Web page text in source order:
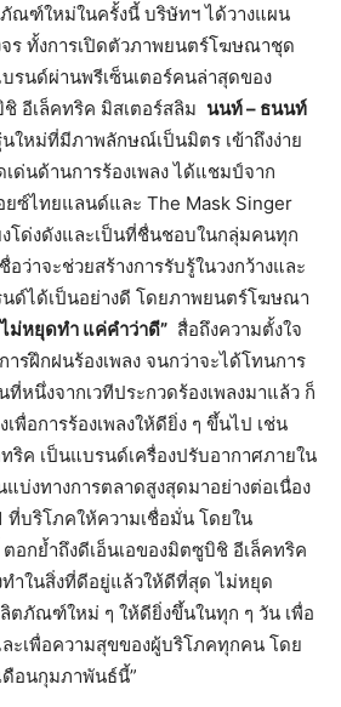
ณฑ์ใหม่ในครั้งนี้ บริษัทฯ ได้วางแผน
ร ทั้งการเปิดตัวภาพยนตร์โฆษณาชุด
รนด์ผ่านพรีเซ็นเตอร์คนล่าสุดของ
อีเล็คทริค มิสเตอร์สลิม นนท์ – ธนนท์
ใหม่ที่มีภาพลักษณ์เป็นมิตร เข้าถึงง่าย
ด่นด้านการร้องเพลง ได้แชมป์จาก
ยซ์ไทยแลนด์และ The Mask Singer
โด่งดังและเป็นที่ชื่นชอบในกลุ่มคนทุก
อว่าจะช่วยสร้างการรับรู้ในวงกว้างและ
นด์ได้เป็นอย่างดี โดยภาพยนตร์โฆษณา
ม่หยุดทำ แค่คำว่าดี” สื่อถึงความตั้งใจ
รฝึกฝนร้องเพลง จนกว่าจะได้โทนการ
หนึ่งจากเวทีประกวดร้องเพลงมาแล้ว ก็
พื่อการร้องเพลงให้ดียิ่ง ๆ ขึ้นไป เช่น
ริค เป็นแบรนด์เครื่องปรับอากาศภายใน
บ่งทางการตลาดสูงสุดมาอย่างต่อเนื่อง
บริโภคให้ความเชื่อมั่น โดยใน
กย้ำถึงดีเอ็นเอของมิตซูบิชิ อีเล็คทริค
ำในสิ่งที่ดีอยู่แล้วให้ดีที่สุด ไม่หยุด
ตภัณฑ์ใหม่ ๆ ให้ดียิ่งขึ้นในทุก ๆ วัน เพื่อ
ะเพื่อความสุขของผู้บริโภคทุกคน โดย
ดือนกุมภาพันธ์นี้”